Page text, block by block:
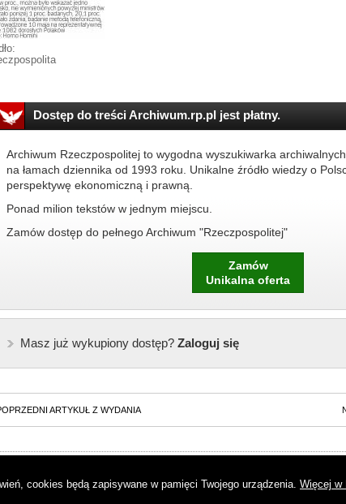
Dostęp do treści Archiwum.rp.pl jest płatny.
Archiwum Rzeczpospolitej to wygodna wyszukiwarka
na łamach dziennika od 1993 roku. Unikalne źródło wiedzy o
perspektywę ekonomiczną i prawną.
Ponad milion tekstów w jednym miejscu.
Zamów dostęp do pełnego Archiwum "Rzeczpospolitej"
Zamów
Unikalna oferta
Masz już wykupiony dostęp?Zaloguj się
ARTYKUŁ Z WYDANIA
cookies będą zapisywane w pamięci Twojego urządzenia. Więcej w